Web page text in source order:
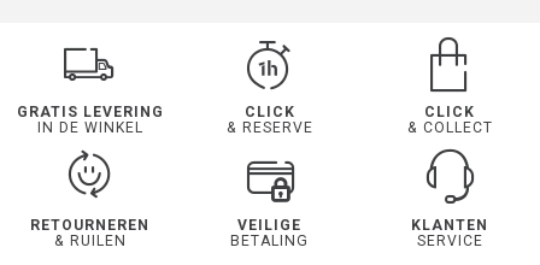
GRATIS LEVERING
IN DE WINKEL
CLICK
& RESERVE
CLICK
& COLLECT
RETOURNEREN
& RUILEN
VEILIGE
BETALING
KLANTEN
SERVICE